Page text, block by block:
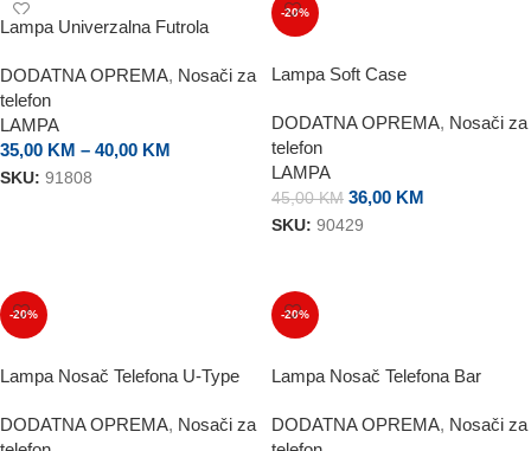
Lampa Univerzalna Futrola
DODATNA OPREMA, Nosači za
telefon
LAMPA
35,00 KM – 40,00 KM
SKU: 91808
-20%
Lampa Soft Case
DODATNA OPREMA, Nosači za
telefon
LAMPA
45,00KM 36,00 KM
SKU: 90429
-20%
Lampa Nosač Telefona U-Type
DODATNA OPREMA, Nosači za
-20%
Lampa Nosač Telefona Bar
DODATNA OPREMA, Nosači za